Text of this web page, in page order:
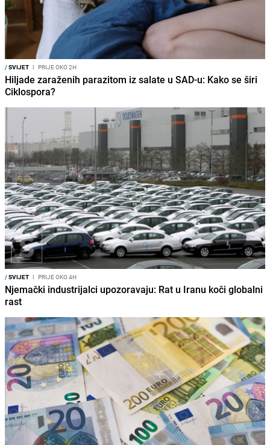
/SVIJET I PRIJE OKO 2H
Hiljade zaraženih parazitom iz salate u SAD-u: Kako se širi
Ciklospora?
/SVIJET I PRIJE OKO 4H
Njemački industrijalci upozoravaju: Rat u Iranu koči globalni
rast